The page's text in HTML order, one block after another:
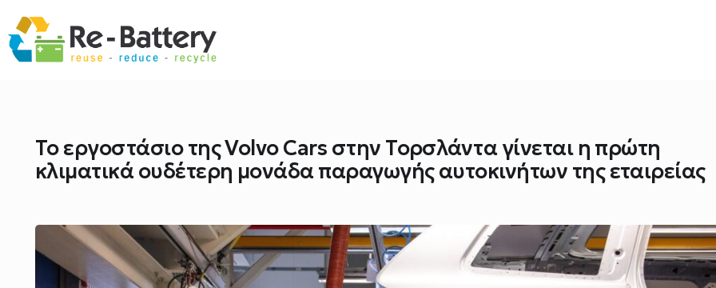
Το εργοστάσιο της Volvo Cars στην Τορσλάντα γίνεται η πρώτη
κλιματικά ουδέτερη μονάδα παραγωγής αυτοκινήτων της εταιρείας